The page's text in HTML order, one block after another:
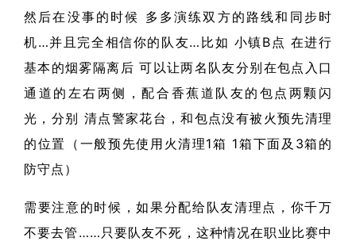
然后在没事的时候 多多演练双方的路线和同步时
机…并且完全相信你的队友…比如 小镇B点 在进行
基本的烟雾隔离后 可以让两名队友分别在包点入口
通道的左右两侧，配合香蕉道队友的包点两颗闪
光，分别 清点警家花台，和包点没有被火预先清理
的位置（一般预先使用火清理1箱 1箱下面及3箱的
防守点）
需要注意的时候，如果分配给队友清理点，你千万
不要去管……只要队友不死，这种情况在职业比赛中